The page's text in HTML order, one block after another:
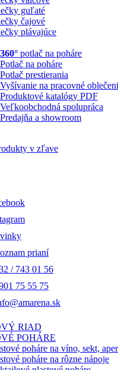
guľaté
čajové
plávajúce
360° potlač na poháre
Potlač na poháre
Potlač prestierania
Vyšívanie na pracovné
Produktové katalógy PDF
Veľkoobchodná spolupráca
Predajňa a showroom
v zľave
prianí
/ 743 01 56
75 55 75
RIAD
POHÁRE
poháre na víno, sekt,
poháre na rôzne nápoje